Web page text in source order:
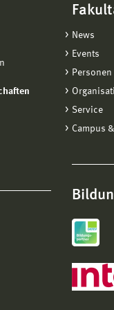
News
Events
Service
Campus